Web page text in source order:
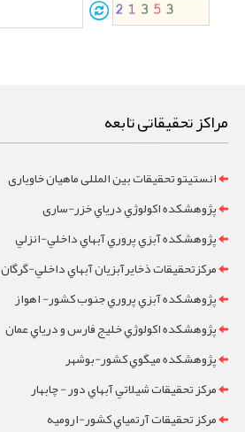
مراکز تحقیقاتی تابعه
انستیتو تحقیقات بین المللی ماهیان خاویاری
پژوهشکده اکولوژي درياي خزر-ساری
پژوهشکده آبزي پروري آبهاي داخلي-انزلي
مرکزتحقيقات ذخايرآبزيان آبهاي داخلي-گرگان
پژوهشکده آبزي پروري جنوب کشور- اهواز
پژوهشکده اکولوژي خليج فارس و درياي عمان
پژوهشکده ميگوي کشور-بوشهر
مرکز تحقيقات شيلاتي آبهاي دور - چابهار
مرکز تحقيقات آرتمياي کشور-ارومیه